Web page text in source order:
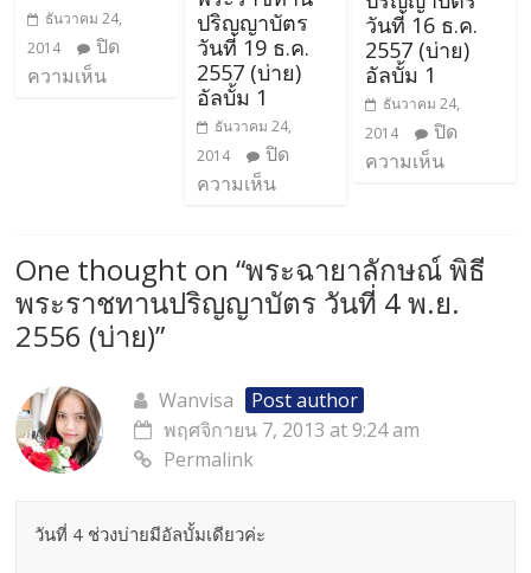
ธันวาคม 24,
2014
ปิด
ความเห็น
ปริญญาบัตร
วันที่ 19 ธ.ค.
2557 (บ่าย)
อัลบั้ม 1
ธันวาคม 24,
2014
ปิด
ความเห็น
วันที่ 16 ธ.ค.
2557 (บ่าย)
อัลบั้ม 1
ธันวาคม 24,
2014
ปิด
ความเห็น
One thought on “พระฉายาลักษณ์ พิธี
พระราชทานปริญญาบัตร วันที่ 4 พ.ย.
2556 (บ่าย)”
Wanvisa
Post author
พฤศจิกายน 7, 2013 at 9:24 am
Permalink
วันที่ 4 ช่วงบ่ายมีอัลบั้มเดียวค่ะ